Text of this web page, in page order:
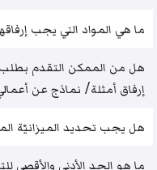
ما هي المواد التي يجب
هل من الممكن التقدم
إرفاق أمثلة/ نماذج عن
هل يجب تحديد الميزانيّة
ما هو الحد الأدنى والأقصى